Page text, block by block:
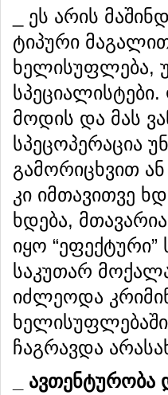
_ ეს არის
ტიპური
ხელისუფლება,
სპეციალისტები.
მოდის და მას
სპეცოპერაცია
გამორიცხვით
კი იმთავითვე
ხდება,
იყო
საკუთარ
იძლეოდა
ჩაგრავდა
ავთენტურობა